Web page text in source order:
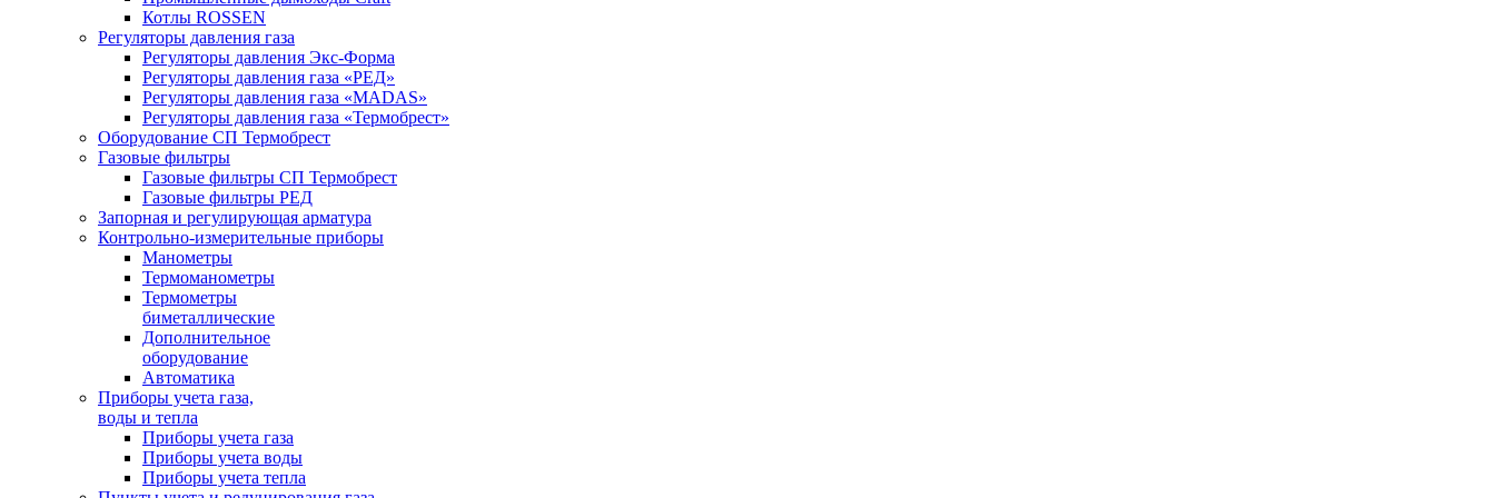
Котлы ROSSEN
Регуляторы давления газа
Регуляторы давления Экс-Форма
Регуляторы давления газа «РЕД»
Регуляторы давления газа «MADAS»
Регуляторы давления газа «Термобрест»
Оборудование СП Термобрест
Газовые фильтры
Газовые фильтры СП Термобрест
Газовые фильтры РЕД
Запорная и регулирующая арматура
Контрольно-измерительные приборы
Манометры
Термоманометры
Термометры
биметаллические
Дополнительное
оборудование
Автоматика
Приборы учета газа,
воды и тепла
Приборы учета газа
Приборы учета воды
Приборы учета тепла